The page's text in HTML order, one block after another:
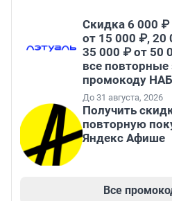
Скидка 6 000
от 15 000 ₽, 20
35 000 ₽ от 50
все повторные
промокоду
До 31 августа, 2026
Получить
повторную
Яндекс Афише
Все